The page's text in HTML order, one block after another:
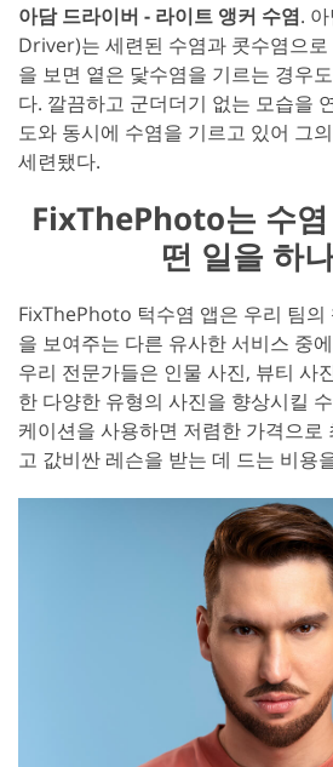
아담 드라이버 - 라이트 앵커 수염.
Driver)는 세련된 수염과 콧수염으
을 보면 옅은 닻수염을 기르는 경우
다. 깔끔하고 군더더기 없는 모습을
도와 동시에 수염을 기르고 있어 그
세련됐다.
FixThePhoto는 수염
떤 일을 하
FixThePhoto 턱수염 앱은 우리 팀의
을 보여주는 다른 유사한 서비스 중
우리 전문가들은 인물 사진, 뷰티 사
한 다양한 유형의 사진을 향상시킬
케이션을 사용하면 저렴한 가격으로
고 값비싼 레슨을 받는 데 드는 비용